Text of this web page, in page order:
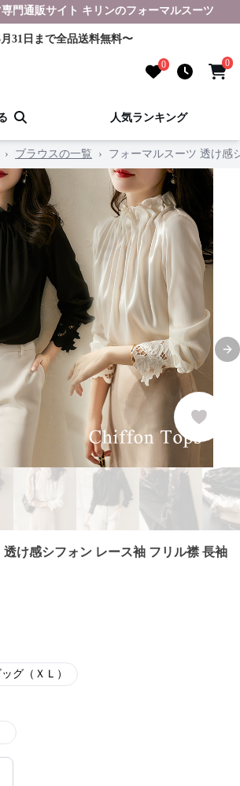
門通販サイト キリンのフォーマルスーツ
31日まで全品送料無料〜
0 0
人気ランキング
› ブラウスの一覧 › フォーマルスーツ 透け感
け感シフォン レース袖 フリル襟 長袖
ッグ（ＸＬ）